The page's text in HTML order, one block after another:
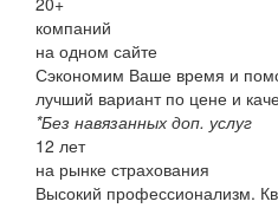
компаний
на одном сайте
Сэкономим Ваше время и
лучший вариант по цене и
*Без навязанных доп. услуг
12 лет
на рынке страхования
Высокий профессионализм.